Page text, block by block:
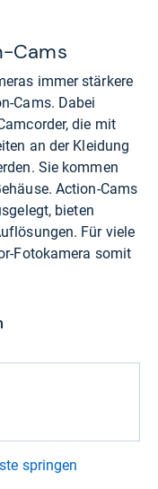
Cams
immer stärkere
Cams. Dabei
die mit
an der Kleidung
Sie kommen
Action-Cams
bieten
Für viele
Fotokamera somit
springen